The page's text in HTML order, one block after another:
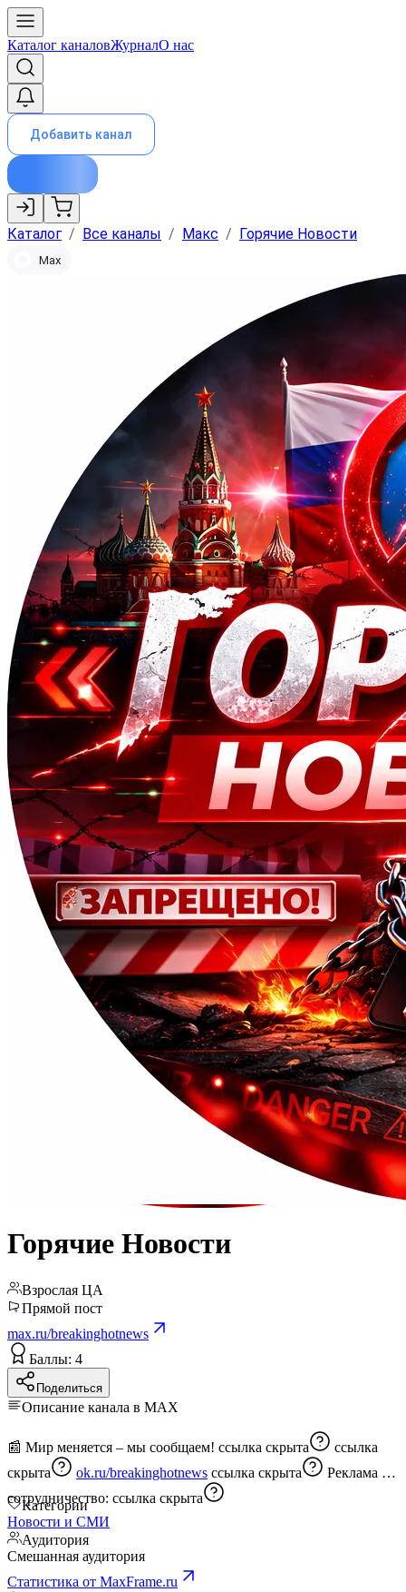
Каталог каналовЖурналО нас
Добавить канал
Каталог / Все каналы / Макс / Горячие Новости
Max
Горячие Новости
Взрослая ЦА
Прямой пост
max.ru/breakinghotnews
Баллы: 4
Поделиться
Описание канала в MAX
📰 Мир меняется – мы сообщаем! ссылка скрыта
ссылка
скрыта
ok.ru/breakinghotnews ссылка скрыта
сотрудничество: ссылка скрыта
Категории
Новости и СМИ
Аудитория
Смешанная аудитория
Статистика от MaxFrame.ru